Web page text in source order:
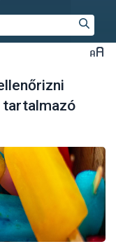
tartalmazó